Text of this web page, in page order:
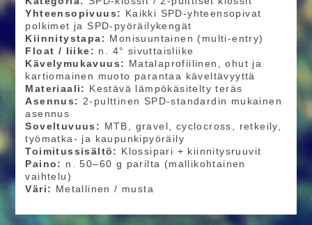
Yhteensopivuus: Kaikki SPD-yhteensopivat
polkimet ja SPD-pyöräilykengät
Kiinnitystapa: Monisuuntainen (multi-entry)
Float / liike: n. 4° sivuttaisliike
Kävelymukavuus: Matalaprofiilinen, ohut ja
kartiomainen muoto parantaa käveltävyyttä
Materiaali: Kestävä lämpökäsitelty teräs
Asennus: 2-pulttinen SPD-standardin mukainen
asennus
Soveltuvuus: MTB, gravel, cyclocross, retkeily,
työmatka- ja kaupunkipyöräily
Toimitussisältö: Klossipari + kiinnitysruuvit
Paino: n. 50–60 g parilta (mallikohtainen
vaihtelu)
Väri: Metallinen / musta